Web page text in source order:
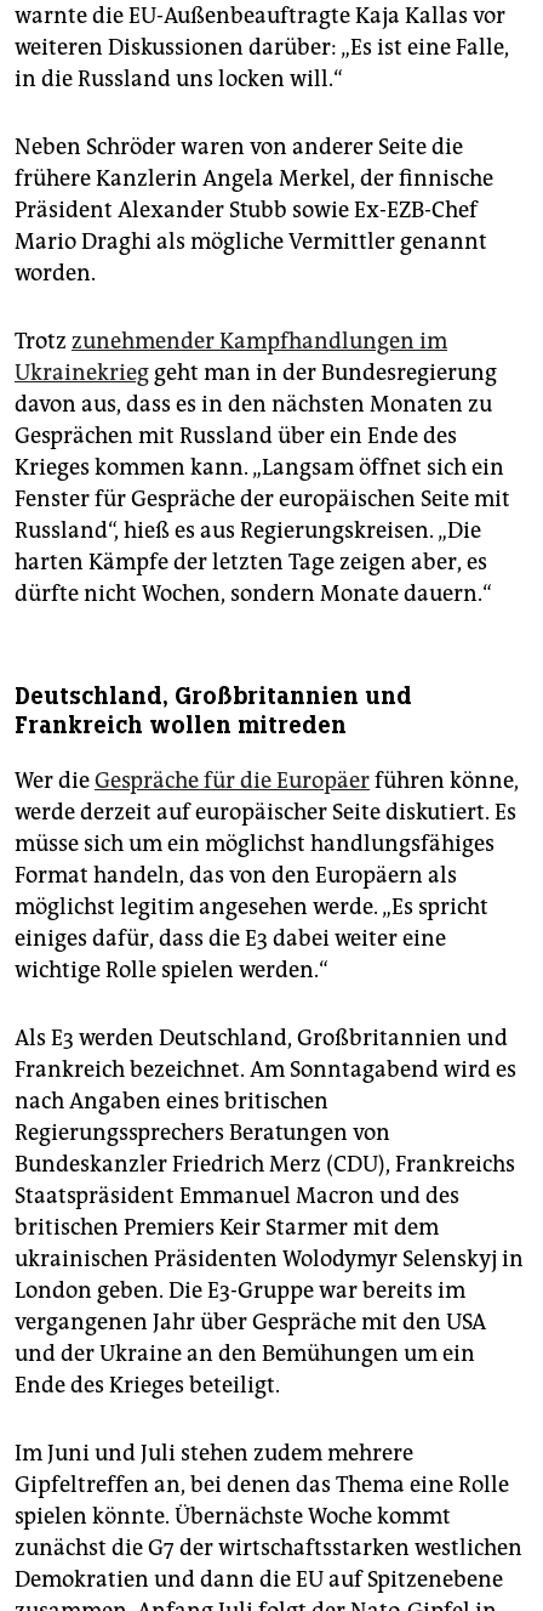
warnte die EU-Außenbeauftragte Kaja Kallas vor
weiteren Diskussionen darüber: „Es ist eine Falle,
in die Russland uns locken will.“
Neben Schröder waren von anderer Seite die
frühere Kanzlerin Angela Merkel, der finnische
Präsident Alexander Stubb sowie Ex-EZB-Chef
Mario Draghi als mögliche Vermittler genannt
worden.
Trotz zunehmender Kampfhandlungen im
Ukrainekrieg geht man in der Bundesregierung
davon aus, dass es in den nächsten Monaten zu
Gesprächen mit Russland über ein Ende des
Krieges kommen kann. „Langsam öffnet sich ein
Fenster für Gespräche der europäischen Seite mit
Russland“, hieß es aus Regierungskreisen. „Die
harten Kämpfe der letzten Tage zeigen aber, es
dürfte nicht Wochen, sondern Monate dauern.“
Deutschland, Großbritannien und
Frankreich wollen mitreden
Wer dieGespräche für die Europäerführen könne,
werde derzeit auf europäischer Seite diskutiert. Es
müsse sich um ein möglichst handlungsfähiges
Format handeln, das von den Europäern als
möglichst legitim angesehen werde. „Es spricht
einiges dafür, dass die E3 dabei weiter eine
wichtige Rolle spielen werden.“
Als E3 werden Deutschland, Großbritannien und
Frankreich bezeichnet. Am Sonntagabend wird es
nach Angaben eines britischen
Regierungssprechers Beratungen von
Bundeskanzler Friedrich Merz (CDU), Frankreichs
Staatspräsident Emmanuel Macron und des
britischen Premiers Keir Starmer mit dem
ukrainischen Präsidenten Wolodymyr Selenskyj in
London geben. Die E3-Gruppe war bereits im
vergangenen Jahr über Gespräche mit den USA
und der Ukraine an den Bemühungen um ein
Ende des Krieges beteiligt.
Im Juni und Juli stehen zudem mehrere
Gipfeltreffen an, bei denen das Thema eine Rolle
spielen könnte. Übernächste Woche kommt
zunächst die G7 der wirtschaftsstarken westlichen
Demokratien und dann die EU auf Spitzenebene